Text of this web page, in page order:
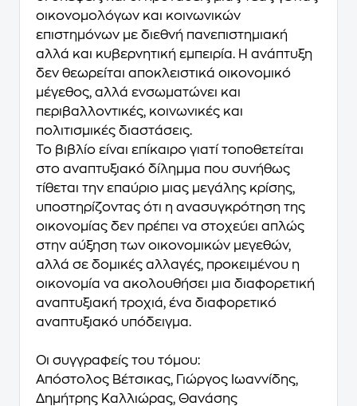
οικονομολόγων και κοινωνικών
επιστημόνων με διεθνή πανεπιστημιακή
αλλά και κυβερνητική εμπειρία. Η ανάπτυξη
δεν θεωρείται αποκλειστικά οικονομικό
μέγεθος, αλλά ενσωματώνει και
περιβαλλοντικές, κοινωνικές και
πολιτισμικές διαστάσεις.
Το βιβλίο είναι επίκαιρο γιατί τοποθετείται
στο αναπτυξιακό δίλημμα που συνήθως
τίθεται την επαύριο μιας μεγάλης κρίσης,
υποστηρίζοντας ότι η ανασυγκρότηση της
οικονομίας δεν πρέπει να στοχεύει απλώς
στην αύξηση των οικονομικών μεγεθών,
αλλά σε δομικές αλλαγές, προκειμένου η
οικονομία να ακολουθήσει μια διαφορετική
αναπτυξιακή τροχιά, ένα διαφορετικό
αναπτυξιακό υπόδειγμα.
Οι συγγραφείς του τόμου:
Απόστολος Βέτσικας, Γιώργος Ιωαννίδης,
Δημήτρης Καλλιώρας, Θανάσης